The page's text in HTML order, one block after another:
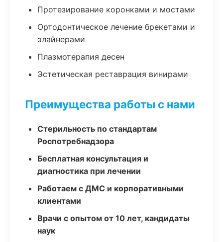
Протезирование коронками и мостами
Ортодонтическое лечение брекетами и
элайнерами
Плазмотерапия десен
Эстетическая реставрация винирами
Преимущества работы с нами
Стерильность по стандартам
Роспотребнадзора
Бесплатная консультация и
диагностика при лечении
Работаем с ДМС и корпоративными
клиентами
Врачи с опытом от 10 лет, кандидаты
наук